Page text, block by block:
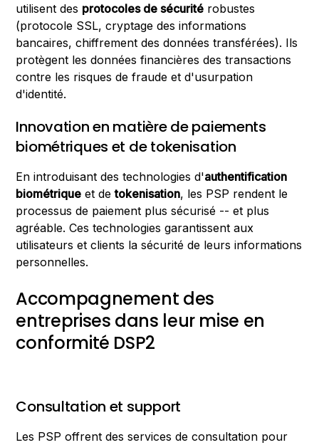
utilisent des protocoles de sécurité robustes
(protocole SSL, cryptage des informations
bancaires, chiffrement des données transférées). Ils
protègent les données financières des transactions
contre les risques de fraude et d'usurpation
d'identité.
Innovation en matière de paiements
biométriques et de tokenisation
En introduisant des technologies d'authentification
biométrique et detokenisation, les PSP rendent le
processus de paiement plus sécurisé -- et plus
agréable. Ces technologies garantissent aux
utilisateurs et clients la sécurité de leurs informations
personnelles.
Accompagnement des
entreprises dans leur mise en
conformité DSP2
Consultation et support
Les PSP offrent des services de consultation pour